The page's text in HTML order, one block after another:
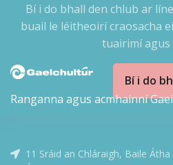
Bí i do bhall den chlub ar
buail le léitheoirí craosacha
tuairimí agus
Bí i do
Ranganna agus acmhainní
11 Sráid an Chláraigh, Baile Átha